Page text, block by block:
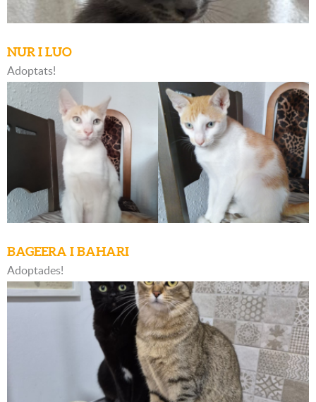
NUR I LUO
Adoptats!
BAGEERA I BAHARI
Adoptades!